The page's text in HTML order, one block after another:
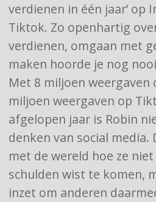
verdienen in één jaar’ op
Tiktok. Zo openhartig
verdienen, omgaan met
maken hoorde je nog
Met 8 miljoen weergaven
miljoen weergaven op
afgelopen jaar is Robin
denken van social media.
met de wereld hoe ze
schulden wist te komen,
inzet om anderen